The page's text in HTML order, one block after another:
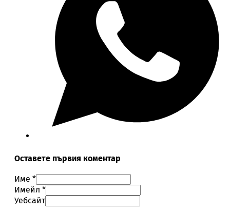
Оставете първия коментар
Име *
Имейл *
Уебсайт